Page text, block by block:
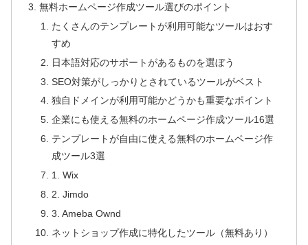
無料ホームページ作成ツール選びのポイント
たくさんのテンプレートが利用可能なツールはおす
すめ
日本語対応のサポートがあるものを選ぼう
SEO対策がしっかりとされているツールがベスト
独自ドメインが利用可能かどうかも重要なポイント
企業にも使える無料のホームページ作成ツール16選
テンプレートが自由に使える無料のホームページ作
成ツール3選
1. Wix
2. Jimdo
3. Ameba Ownd
ネットショップ作成に特化したツール（無料あり）